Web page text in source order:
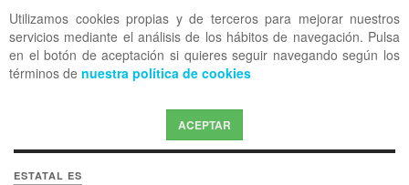
Utilizamos cookies propias y de terceros para mejorar nuestros
servicios mediante el análisis de los hábitos de navegación. Pulsa
en el botón de aceptación si quieres seguir navegando según los
términos de nuestra política de cookies
ACEPTAR
OFF CANVAS
ESTATAL ES